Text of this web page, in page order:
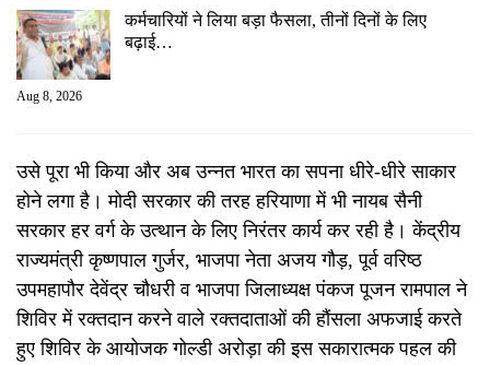
कर्मचारियों ने लिया बड़ा फैसला, तीनों दिनों के लिए
बढ़ाई…
Aug 8, 2026
उसे पूरा भी किया और अब उन्नत भारत का सपना धीरे-धीरे साकार
होने लगा है। मोदी सरकार की तरह हरियाणा में भी नायब सैनी
सरकार हर वर्ग के उत्थान के लिए निरंतर कार्य कर रही है। केंद्रीय
राज्यमंत्री कृष्णपाल गुर्जर, भाजपा नेता अजय गौड़, पूर्व वरिष्ठ
उपमहापौर देवेंद्र चौधरी व भाजपा जिलाध्यक्ष पंकज पूजन रामपाल ने
शिविर में रक्तदान करने वाले रक्तदाताओं की हौंसला अफजाई करते
हुए शिविर के आयोजक गोल्डी अरोड़ा की इस सकारात्मक पहल की